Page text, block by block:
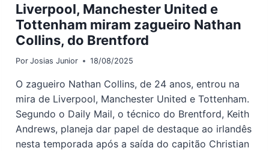
Liverpool, Manchester United e
Tottenham miram zagueiro Nathan
Collins, do Brentford
Por Josias Junior 18/08/2025
O zagueiro Nathan Collins, de 24 anos, entrou na
mira de Liverpool, Manchester United e Tottenham.
Segundo o Daily Mail, o técnico do Brentford, Keith
Andrews, planeja dar papel de destaque ao irlandês
nesta temporada após a saída do capitão Christian